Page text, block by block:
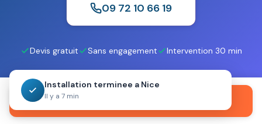
09 72 10 66 19
Devis gratuit Sans engagement Intervention 30 min
Installation terminee a Nice
Il y a 7 min